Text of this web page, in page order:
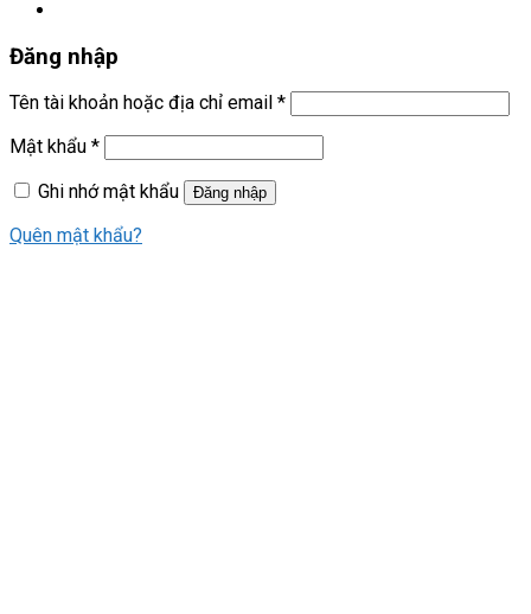
Đăng nhập
Tên tài khoản hoặc địa chỉ email *
Mật khẩu *
Ghi nhớ mật khẩu
Đăng nhập
Quên mật khẩu?